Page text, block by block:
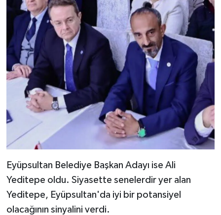
Eyüpsultan Belediye Başkan Adayı ise Ali
Yeditepe oldu. Siyasette senelerdir yer alan
Yeditepe, Eyüpsultan'da iyi bir potansiyel
olacağının sinyalini verdi.